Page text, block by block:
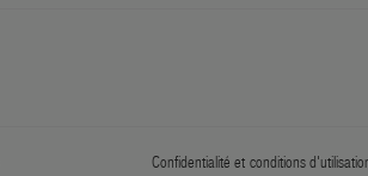
Confidentialité et conditions